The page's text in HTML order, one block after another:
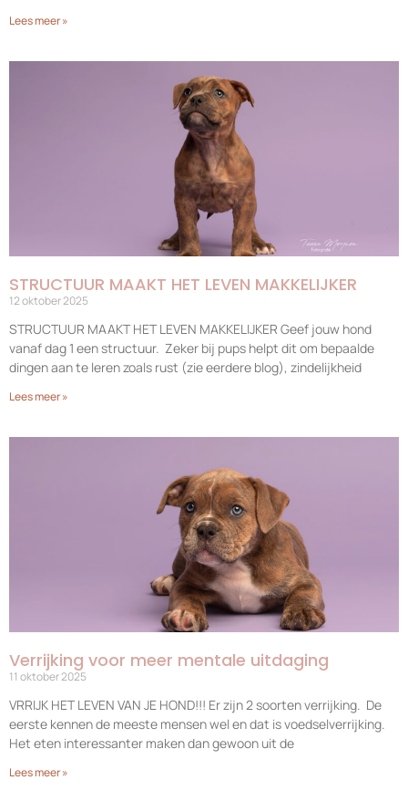
Lees meer »
STRUCTUUR MAAKT HET LEVEN MAKKELIJKER
12 oktober 2025
STRUCTUUR MAAKT HET LEVEN MAKKELIJKER Geef jouw hond
vanaf dag 1 een structuur. Zeker bij pups helpt dit om bepaalde
dingen aan te leren zoals rust (zie eerdere blog), zindelijkheid
Lees meer »
Verrijking voor meer mentale uitdaging
11 oktober 2025
VRRIJK HET LEVEN VAN JE HOND!!! Er zijn 2 soorten verrijking. De
eerste kennen de meeste mensen wel en dat is voedselverrijking.
Het eten interessanter maken dan gewoon uit de
Lees meer »